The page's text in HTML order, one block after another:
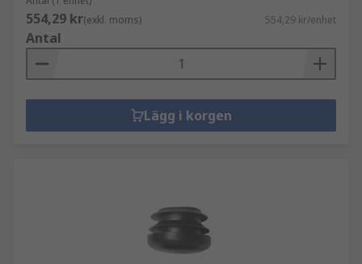
554,29 kr(exkl. moms) 554,29 kr/enhet
Antal
Lägg i korgen